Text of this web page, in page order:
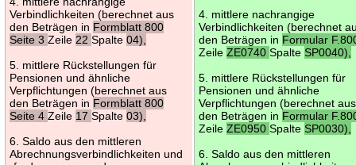
Verbindlichkeiten (berechnet aus
den Beträgen in Formblatt 800
Seite 3Zeile 22Spalte04),
5. mittlere Rückstellungen für
Pensionen und ähnliche
Verpflichtungen (berechnet aus
den Beträgen in Formblatt 800
Seite 4Zeile 17Spalte03),
6. Saldo aus den mittleren
Abrechnungsverbindlichkeiten und
4. mittlere nachrangige
Verbindlichkeiten (berechnet
den Beträgen in Formular
ZeileZE0740SpalteSP0040),
5. mittlere Rückstellungen für
Pensionen und ähnliche
Verpflichtungen (berechnet aus
den Beträgen in Formular
ZeileZE0950SpalteSP0030),
6. Saldo aus den mittleren